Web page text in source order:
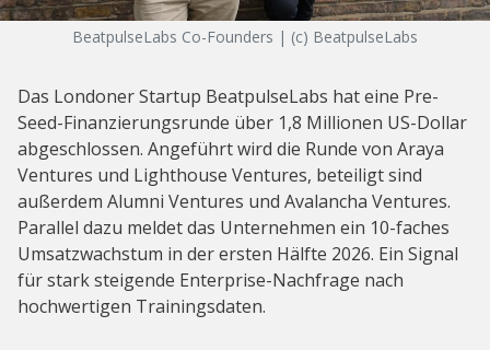
BeatpulseLabs Co-Founders | (c) BeatpulseLabs
Das Londoner Startup BeatpulseLabs hat eine Pre-
Seed-Finanzierungsrunde über 1,8 Millionen US-Dollar
abgeschlossen. Angeführt wird die Runde von Araya
Ventures und Lighthouse Ventures, beteiligt sind
außerdem Alumni Ventures und Avalancha Ventures.
Parallel dazu meldet das Unternehmen ein 10-faches
Umsatzwachstum in der ersten Hälfte 2026. Ein Signal
für stark steigende Enterprise-Nachfrage nach
hochwertigen Trainingsdaten.